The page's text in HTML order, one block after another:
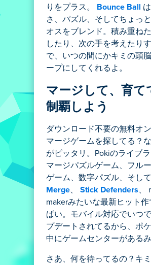
りをプラス。
Bounce Ball
さ、パズル、そしてちょっ
オスをブレンド。積み重ね
したり、次の手を考えたり
で、いつの間にかキミの頭
ープにしてくれるよ。
マージして、育て
制覇しよう
ダウンロード不要の無料オ
マージゲームを探してる？
がピッタリ。Pokiのライブラ
マージパズルゲーム、フル
ゲーム、数字パズル、そして
Merge
Stick Defenders 、
makerみたいな最新ヒット作
ぱい。モバイル対応でいつ
プデートされてるから、ポ
中にゲームセンターがあるみ
さあ、何を待ってるの？キ